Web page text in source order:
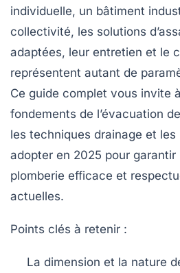
individuelle, un bâtiment
collectivité, les solutions
adaptées, leur entretien et le
représentent autant de
Ce guide complet vous invite
fondements de l’évacuation
les techniques drainage et
adopter en 2025 pour garantir
plomberie efficace et
actuelles.
Points clés à retenir :
La dimension et la nature